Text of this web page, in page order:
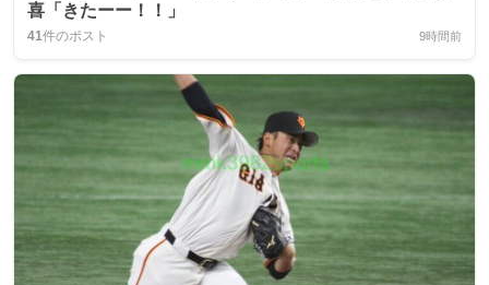
喜「きたーー！！」
41件のポスト 9時間前